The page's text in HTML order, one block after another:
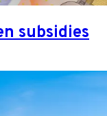
subsidies